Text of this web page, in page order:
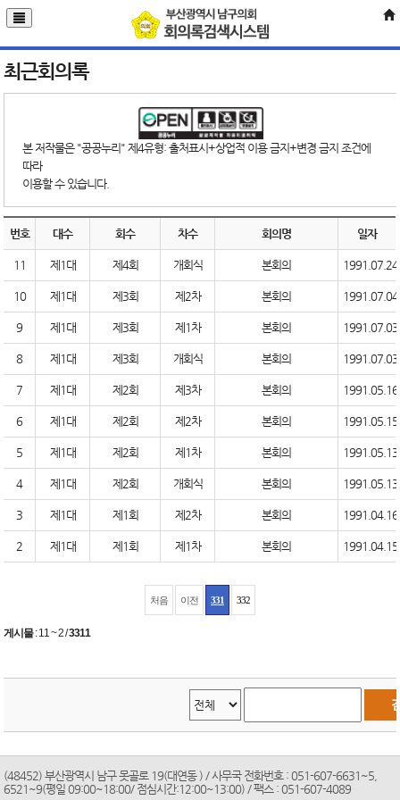
최근회의록
본 저작물은 "공공누리" 제4유형: 출처표시+상업적 이용 금지+변경 금지 조건에
따라
이용할 수 있습니다.
번호 대수 회수 차수 회의명 일자
11 제1대 제4회 개회식 본회의 1991.07.24
10 제1대 제3회 제2차 본회의 1991.07.04
9 제1대 제3회 제1차 본회의 1991.07.03
8 제1대 제3회 개회식 본회의 1991.07.03
7 제1대 제2회 제3차 본회의 1991.05.16
6 제1대 제2회 제2차 본회의 1991.05.15
5 제1대 제2회 제1차 본회의 1991.05.13
4 제1대 제2회 개회식 본회의 1991.05.13
3 제1대 제1회 제2차 본회의 1991.04.16
2 제1대 제1회 제1차 본회의 1991.04.15
처음 이전 331 332
게시물:11 ~ 2/3311
(48452) 부산광역시 남구 못골로 19(대연동 ) / 사무국 전화번호 : 051-607-6631~5,
6521~9(평일 09:00~18:00/ 점심시간:12:00~13:00) / 팩스 : 051-607-4089